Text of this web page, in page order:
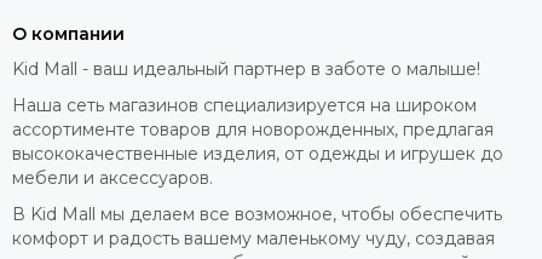
О компании
Kid Mall - ваш идеальный партнер в заботе о малыше!
Наша сеть магазинов специализируется на широком
ассортименте товаров для новорожденных, предлагая
высококачественные изделия, от одежды и игрушек до
мебели и аксессуаров.
В Kid Mall мы делаем все возможное, чтобы обеспечить
комфорт и радость вашему маленькому чуду, создавая